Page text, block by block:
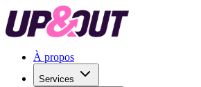
À propos
Services